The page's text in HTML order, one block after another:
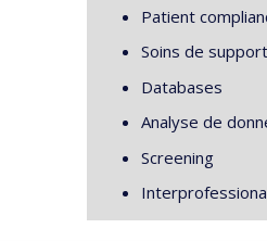
Patient
Soins de
Databases
Analyse de
Screening